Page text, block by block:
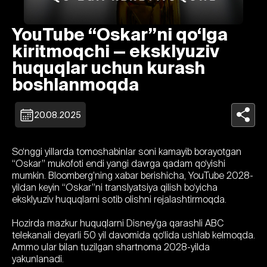
YouTube “Oskar”ni qo‘lga
kiritmoqchi — eksklyuziv
huquqlar uchun kurash
boshlanmoqda
20.08.2025
So‘nggi yillarda tomoshabinlar soni kamayib borayotgan
“Oskar” mukofoti endi yangi davrga qadam qo‘yishi
mumkin. Bloomberg’ning xabar berishicha, YouTube 2028-
yildan keyin “Oskar”ni translyatsiya qilish bo‘yicha
eksklyuziv huquqlarni sotib olishni rejalashtirmoqda.
Hozirda mazkur huquqlarni Disney’ga qarashli ABC
telekanali deyarli 50 yil davomida qo‘lida ushlab kelmoqda.
Ammo ular bilan tuzilgan shartnoma 2028-yilda
yakunlanadi.